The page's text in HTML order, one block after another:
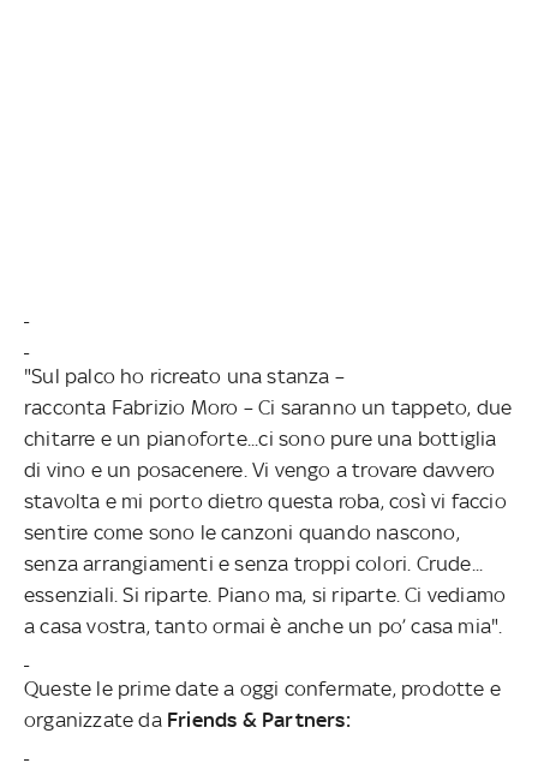
"Sul palco ho ricreato una stanza –
racconta Fabrizio Moro – Ci saranno un tappeto, due
chitarre e un pianoforte...ci sono pure una bottiglia
di vino e un posacenere. Vi vengo a trovare davvero
stavolta e mi porto dietro questa roba, così vi faccio
sentire come sono le canzoni quando nascono,
senza arrangiamenti e senza troppi colori. Crude...
essenziali. Si riparte. Piano ma, si riparte. Ci vediamo
a casa vostra, tanto ormai è anche un po’ casa mia".
Queste le prime date a oggi confermate, prodotte e
organizzate da Friends & Partners: